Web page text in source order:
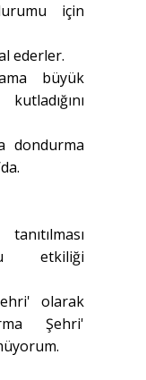
için
ederler.
büyük
dondurma
etkiliği
olarak
Şehri'